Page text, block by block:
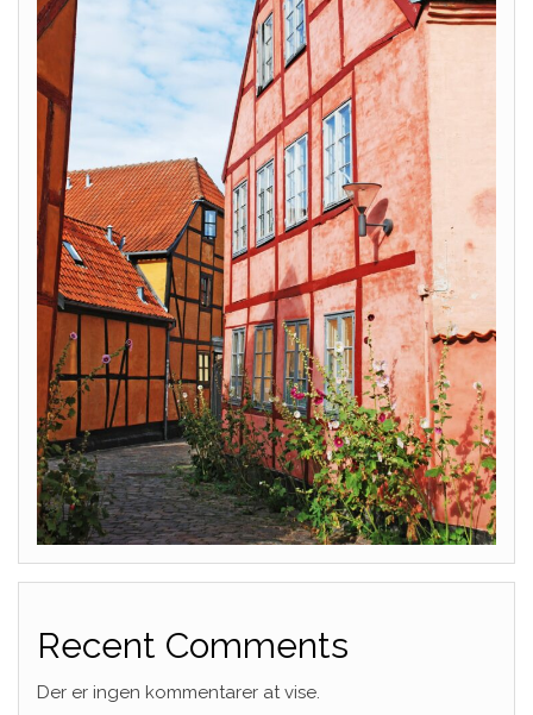
Recent Comments
Der er ingen kommentarer at vise.